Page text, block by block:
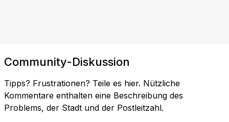
Community-Diskussion
Tipps? Frustrationen? Teile es hier. Nützliche
Kommentare enthalten eine Beschreibung des
Problems, der Stadt und der Postleitzahl.